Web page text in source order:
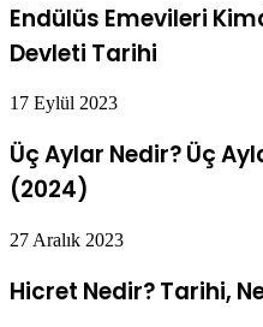
Endülüs Emevileri
Devleti Tarihi
17 Eylül 2023
Üç Aylar Nedir? Üç
(2024)
27 Aralık 2023
Hicret Nedir? Tarihi,